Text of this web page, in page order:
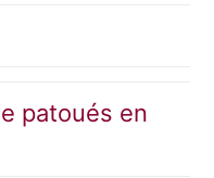
patoués en